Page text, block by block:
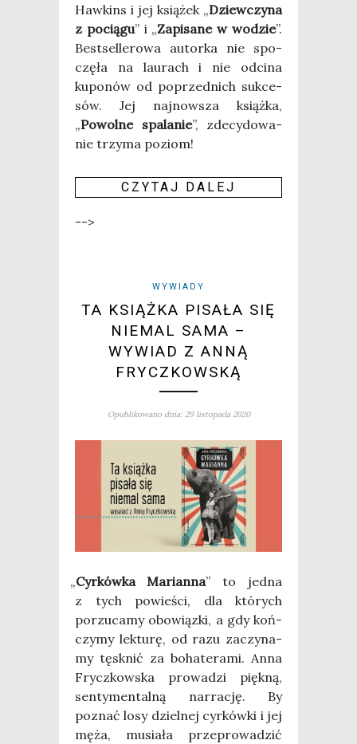
Haw­kins i jej ksią­żek „Dziew­czy­na
z pocią­gu” i „Zapi­sa­ne w wodzie”.
Best­sel­le­ro­wa autor­ka nie spo­
czę­ła na lau­rach i nie odci­na
kupo­nów od poprzed­nich suk­ce­
sów. Jej naj­now­sza książ­ka,
„Powol­ne spa­la­nie”, zde­cy­do­wa­
nie trzy­ma poziom!
CZY­TAJ DALEJ
-->
WYWIADY
TA KSIĄŻKA PISAŁA SIĘ
NIEMAL SAMA –
WYWIAD Z ANNĄ
FRYCZKOWSKĄ
Opublikowano dnia: 29 listopada 2020
„Cyr­ków­ka Marian­na” to jed­na
z tych powie­ści, dla któ­rych
porzu­ca­my obo­wiąz­ki, a gdy koń­
czy­my lek­tu­rę, od razu zaczy­na­
my tęsk­nić za boha­te­ra­mi. Anna
Frycz­kow­ska pro­wa­dzi pięk­ną,
sen­ty­men­tal­ną nar­ra­cję. By
poznać losy dziel­nej cyr­ków­ki i jej
męża, musia­ła prze­pro­wa­dzić